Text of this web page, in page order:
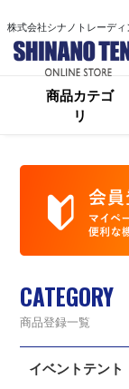
株式会社シナノトレーデ
商品カテゴ
リ
CATEGORY
商品登録一覧
イベントテント